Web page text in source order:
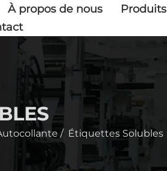
À propos de nous Produits
/ Étiquettes Solubles